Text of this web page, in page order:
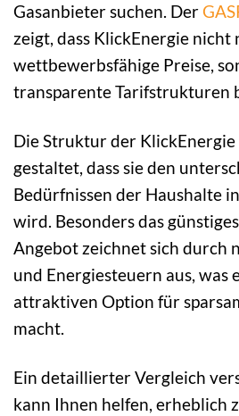
Gasanbieter suchen. Der
zeigt, dass KlickEnergie nicht
wettbewerbsfähige Preise,
transparente Tarifstrukturen
Die Struktur der KlickEnergie
gestaltet, dass sie den
Bedürfnissen der Haushalte
wird. Besonders das
Angebot zeichnet sich durch
und Energiesteuern aus, was
attraktiven Option für
macht.
Ein detaillierter Vergleich
kann Ihnen helfen, erheblich